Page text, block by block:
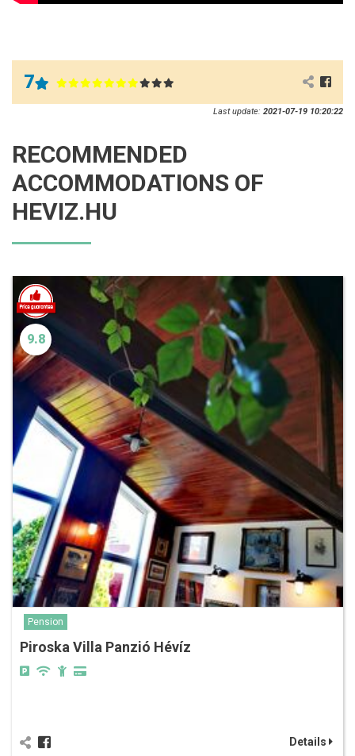
7
Last update: 2021-07-19 10:20:22
RECOMMENDED
ACCOMMODATIONS OF
HEVIZ.HU
9.8
Pension
Piroska Villa Panzió Hévíz
Details